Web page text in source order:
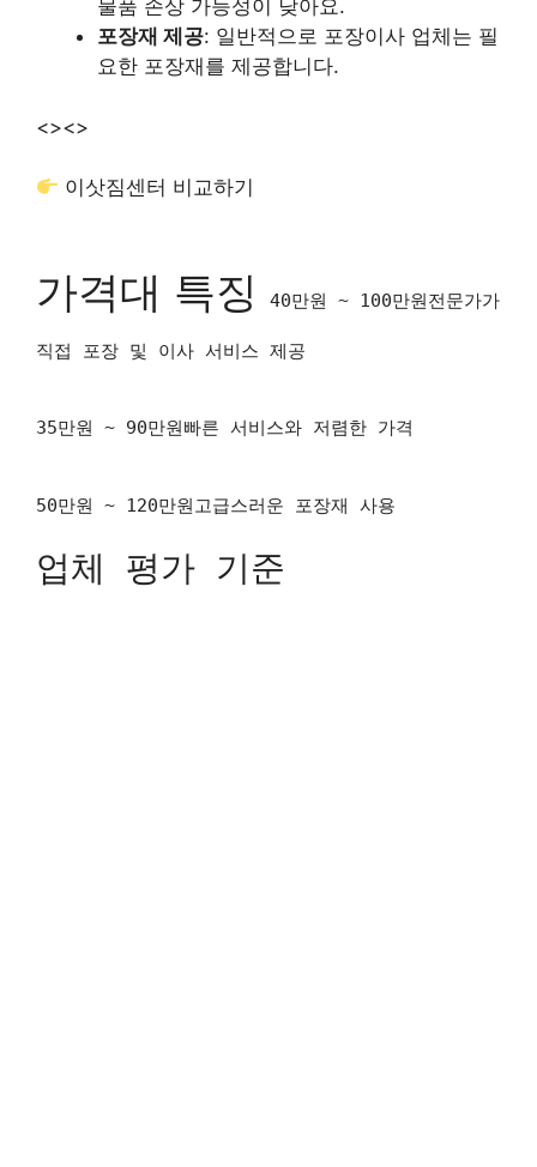
물품 손상 가능성이 낮아요.
포장재 제공: 일반적으로 포장이사 업체는 필
요한 포장재를 제공합니다.
<><>
이삿짐센터 비교하기
가격대 특징 40만원 ~ 100만원전문가가
직접 포장 및 이사 서비스 제공
35만원 ~ 90만원빠른 서비스와 저렴한 가격
50만원 ~ 120만원고급스러운 포장재 사용
업체 평가 기준